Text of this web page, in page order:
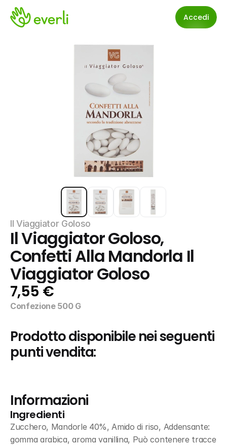
Accedi
Il Viaggiator Goloso
Il Viaggiator Goloso,
Confetti Alla Mandorla Il
Viaggiator Goloso
7,55 €
Confezione 500 G
Prodotto disponibile nei seguenti
punti vendita:
Informazioni
Ingredienti
Zucchero, Mandorle 40%, Amido di riso, Addensante:
gomma arabica, aroma vanillina, Può contenere tracce